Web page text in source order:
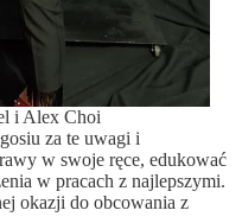
i Alex Choi
za te uwagi i
w swoje ręce, edukować
w pracach z najlepszymi.
okazji do obcowania z